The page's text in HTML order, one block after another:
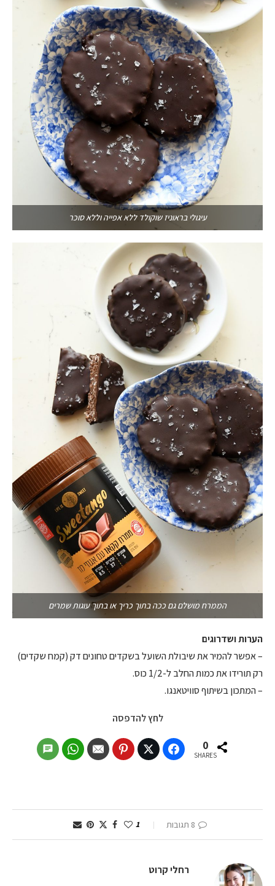
עיגולי בראוניז שוקולד ללא אפייה וללא סוכר
הממרח מושלם גם ככה בתוך כריך או בתוך עוגות שמרים
הערות ושדרוגים
– אפשר להמיר את שיבולת השועל בשקדים טחונים דק (קמח שקדים)
רק תורידו את כמות החלב ל-1/2 כוס.
– המתכון בשיתוף סוויטאנגו.
לחץ להדפסה
0
SHARES
8 תגובות 1
רחלי קרוט